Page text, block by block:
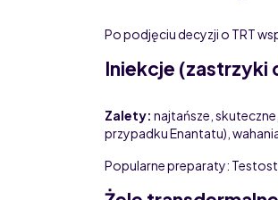
Po podjęciu decyzji o TRT
Iniekcje (zastrzyki
Zalety: najtańsze,
przypadku Enantatu),
Popularne preparaty: